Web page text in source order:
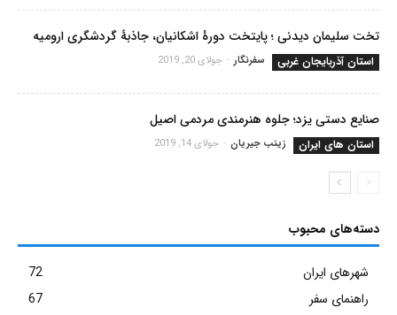
تخت سلیمان دیدنی ؛ پایتخت دورۀ اشکانیان، جاذبۀ گردشگری ارومیه
استان آذربایجان غربی سفرنگار - جولای 20, 2019
صنایع دستی یزد؛ جلوه هنرمندی مردمی اصیل
استان های ایران زینب جیریان - جولای 14, 2019
دسته‌های محبوب
شهرهای ایران
72
راهنمای سفر
67